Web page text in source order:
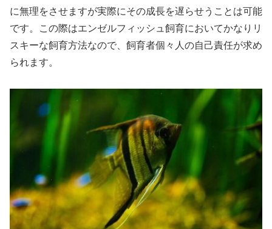
に無理をさせますが実際にその成長を遅らせうことは可能
です。この際はエンゼルフィッシュ飼育においてかなりリ
スキーな飼育方法なので、飼育者個々人の自己責任が求め
られます。